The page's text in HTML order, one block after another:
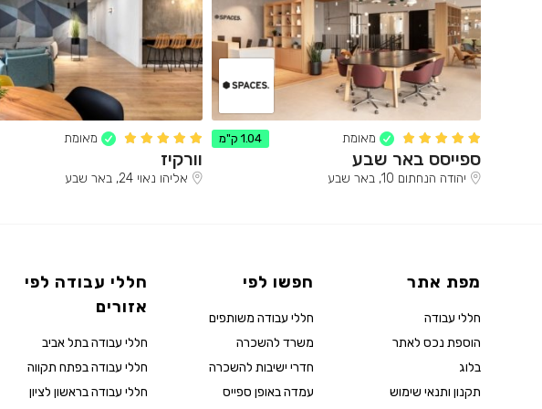
מאומת 1.04 ק"מ
ספייסס באר שבע
יהודה הנחתום 10, באר שבע
מאומת
וורקיז
אליהו נאוי 24, באר שבע
מפת אתר
חללי עבודה
הוספת נכס לאתר
בלוג
תקנון ותנאי שימוש
חפשו לפי
חללי עבודה משותפים
משרד להשכרה
חדרי ישיבות להשכרה
עמדה באופן ספייס
חללי עבודה לפי
אזורים
חללי עבודה בתל אביב
חללי עבודה בפתח תקווה
חללי עבודה בראשון לציון